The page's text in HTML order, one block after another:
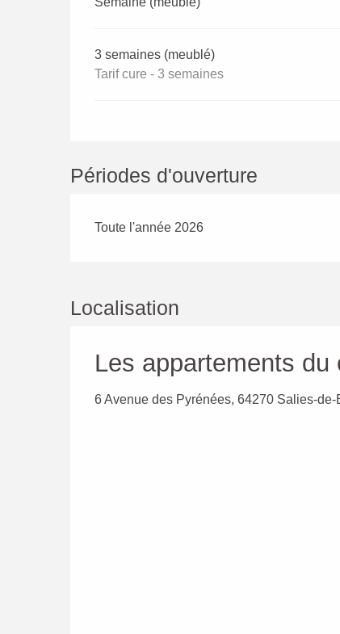
3 semaines (meublé)
Tarif cure - 3 semaines
Périodes d'ouverture
Toute l'année 2026
Localisation
Les appartements du
6 Avenue des Pyrénées, 64270 Salies-de-